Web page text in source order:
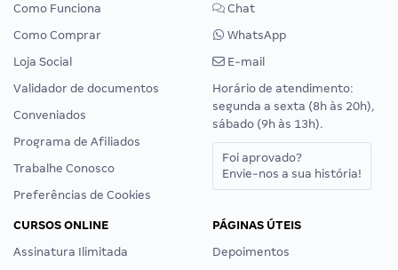
Como Funciona
Como Comprar
Loja Social
Validador de documentos
Conveniados
Programa de Afiliados
Trabalhe Conosco
Preferências de Cookies
Chat
WhatsApp
E-mail
Horário de atendimento:
segunda a sexta (8h às 20h),
sábado (9h às 13h).
Foi aprovado?
Envie-nos a sua história!
CURSOS ONLINE
Assinatura Ilimitada
PÁGINAS ÚTEIS
Depoimentos